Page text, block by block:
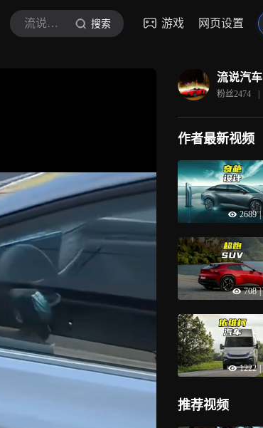
流说汽车 搜索 游戏 网页设置
流说汽车
粉丝2474 |
作者最新视频
2689 |
708 |
1222
推荐视频